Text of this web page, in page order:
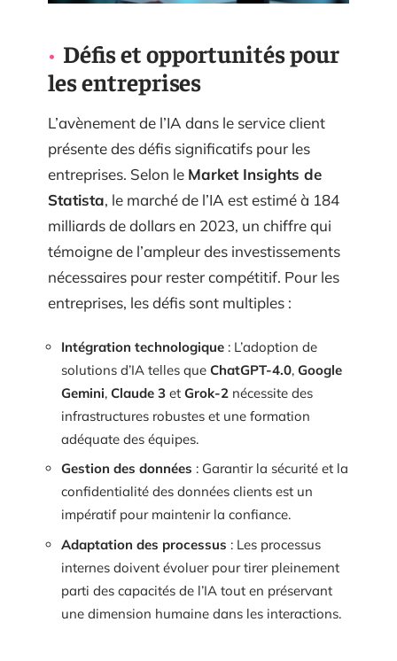
Défis et opportunités pour
les entreprises
L’avènement de l’IA dans le service client
présente des défis significatifs pour les
entreprises. Selon le Market Insights de
Statista, le marché de l’IA est estimé à 184
milliards de dollars en 2023, un chiffre qui
témoigne de l’ampleur des investissements
nécessaires pour rester compétitif. Pour les
entreprises, les défis sont multiples :
Intégration technologique : L’adoption de
solutions d’IA telles que ChatGPT-4.0, Google
Gemini, Claude 3 et Grok-2 nécessite des
infrastructures robustes et une formation
adéquate des équipes.
Gestion des données : Garantir la sécurité et la
confidentialité des données clients est un
impératif pour maintenir la confiance.
Adaptation des processus : Les processus
internes doivent évoluer pour tirer pleinement
parti des capacités de l’IA tout en préservant
une dimension humaine dans les interactions.